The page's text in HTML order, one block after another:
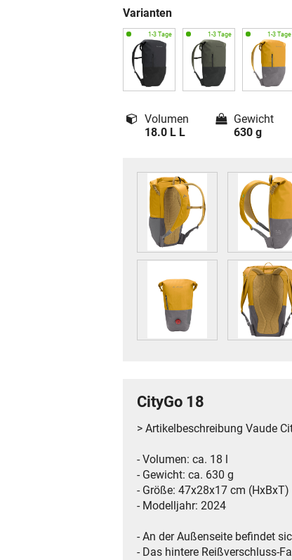
Varianten
Volumen
18.0 L L
Gewicht
630 g
CityGo 18
> Artikelbeschreibung Vaude
- Volumen: ca. 18 l
- Gewicht: ca. 630 g
- Größe: 47x28x17 cm (HxBxT)
- Modelljahr: 2024
- An der Außenseite befindet
- Das hintere Reißverschluss-